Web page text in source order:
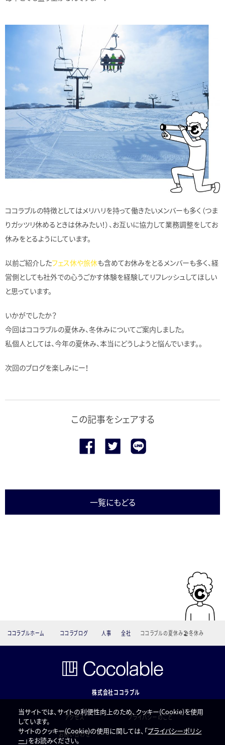
ココラブルの特徴としてはメリハリを持って働きたいメンバーも多く（つま
りガッツリ休めるときは休みたい！）、お互いに協力して業務調整をしてお
休みをとるようにしています。
以前ご紹介したフェス休や旅休も含めてお休みをとるメンバーも多く、経
営側としても社外での心うごかす体験を経験してリフレッシュしてほしい
と思っています。
いかがでしたか？
今回はココラブルの夏休み、冬休みについてご案内しました。
私個人としては、今年の夏休み、本当にどうしようと悩んでいます。。
次回のブログを楽しみにー！
この記事をシェアする
一覧にもどる
ココラブルホーム ココラブログ 人事 全社 ココラブルの夏休み🏖冬休み
株式会社ココラブル
アクセス
プライバシーのこと
お問い合わせ
当サイトでは、サイトの利便性向上のため、クッキー(Cookie)を使用
しています。
サイトのクッキー(Cookie)の使用に関しては、「プライバシーポリシ
ー 」をお読みください。